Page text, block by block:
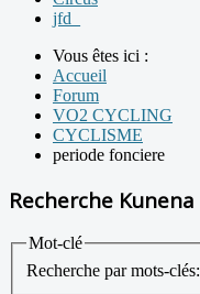
jfd_
Vous êtes ici :
Accueil
Forum
VO2 CYCLING
CYCLISME
periode fonciere
Recherche Kunena
Mot-clé
Recherche par mots-clés: